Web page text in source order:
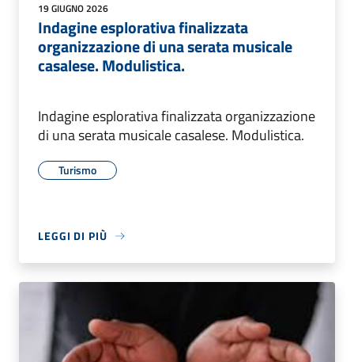
19 GIUGNO 2026
Indagine esplorativa finalizzata
organizzazione di una serata musicale
casalese. Modulistica.
Indagine esplorativa finalizzata organizzazione
di una serata musicale casalese. Modulistica.
Turismo
LEGGI DI PIÙ